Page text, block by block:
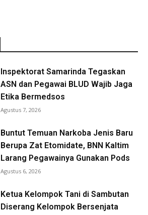
Inspektorat Samarinda Tegaskan
ASN dan Pegawai BLUD Wajib Jaga
Etika Bermedsos
Agustus 7, 2026
Buntut Temuan Narkoba Jenis Baru
Berupa Zat Etomidate, BNN Kaltim
Larang Pegawainya Gunakan Pods
Agustus 6, 2026
Ketua Kelompok Tani di Sambutan
Diserang Kelompok Bersenjata